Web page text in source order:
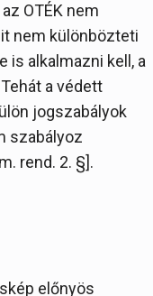
OTÉK nem
nem különbözteti
is alkalmazni kell, a
a védett
jogszabályok
szabályoz
rend. 2. §].
előnyös